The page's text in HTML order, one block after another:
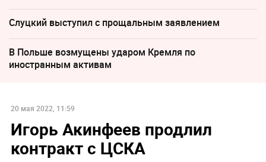
Слуцкий выступил с прощальным заявлением
В Польше возмущены ударом Кремля по
иностранным активам
20 мая 2022, 11:59
Игорь Акинфеев продлил
контракт с ЦСКА